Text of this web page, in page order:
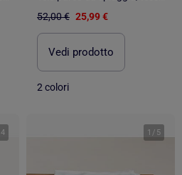
52,00 € 25,99 €
Vedi prodotto
2 colori
4 1 / 5